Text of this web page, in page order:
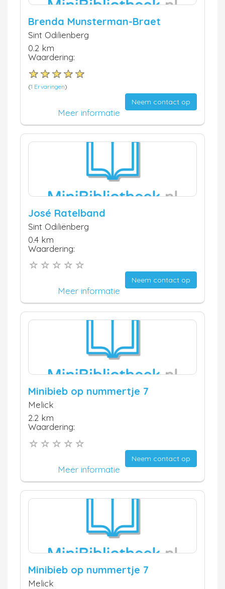
Brenda Munsterman-Braet
Sint Odilienberg
0.2 km
Waardering:
(1 Ervaringen)
Neem contact op
Meer informatie
José Ratelband
Sint Odiliënberg
0.4 km
Waardering:
Neem contact op
Meer informatie
Minibieb op nummertje 7
Melick
2.2 km
Waardering:
Neem contact op
Meer informatie
Minibieb op nummertje 7
Melick